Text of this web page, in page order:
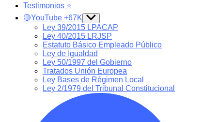
Testimonios ⭐️
🔴YouTube +67K Show
sub
menu
Ley 39/2015 LPACAP
Ley 40/2015 LRJSP
Estatuto Básico Empleado Público
Ley de Igualdad
Ley 50/1997 del Gobierno
Tratados Unión Europea
Ley Bases de Régimen Local
Ley 2/1979 del Tribunal Constitucional